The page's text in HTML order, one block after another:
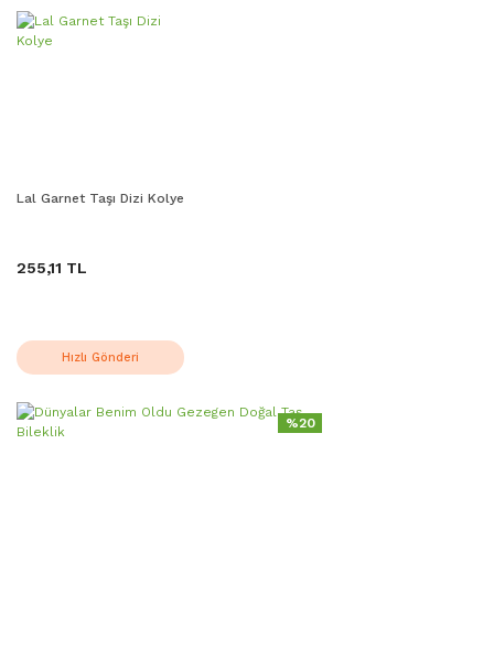
Lal Garnet Taşı Dizi Kolye
255,11 TL
Hızlı Gönderi
%20